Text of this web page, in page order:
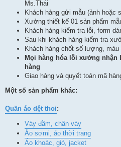
Ms.Thái
Khách hàng gửi mẫu (ảnh hoặc
Xưởng thiết kế 01 sản phẩm
Khách hàng kiểm tra lỗi, form
Sau khi khách hàng kiểm tra
Khách hàng chốt số lượng,
Mọi hàng hóa lỗi xưởng
hàng
Giao hàng và quyết toán mã
Một số sản phẩm khác:
Quần áo dệt thoi:
Váy đầm, chân váy
Áo sơmi, áo thời trang
Áo khoác, gió, jacket